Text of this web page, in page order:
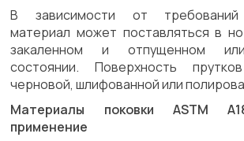
В зависимости от требований
материал может поставляться в
закаленном и отпущенном
состоянии. Поверхность
черновой, шлифованной или
Материалы поковки ASTM
применение